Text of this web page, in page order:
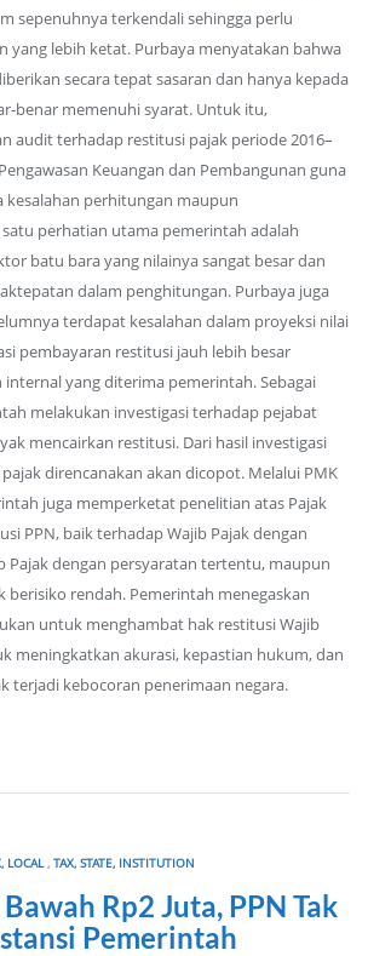
sepenuhnya terkendali sehingga perlu
yang lebih ketat. Purbaya menyatakan bahwa
secara tepat sasaran dan hanya kepada
benar memenuhi syarat. Untuk itu,
audit terhadap restitusi pajak periode 2016–
Keuangan dan Pembangunan guna
kesalahan perhitungan maupun
perhatian utama pemerintah adalah
batu bara yang nilainya sangat besar dan
dalam penghitungan. Purbaya juga
terdapat kesalahan dalam proyeksi nilai
pembayaran restitusi jauh lebih besar
yang diterima pemerintah. Sebagai
melakukan investigasi terhadap pejabat
mencairkan restitusi. Dari hasil investigasi
direncanakan akan dicopot. Melalui PMK
juga memperketat penelitian atas Pajak
PPN, baik terhadap Wajib Pajak dengan
Pajak dengan persyaratan tertentu, maupun
berisiko rendah. Pemerintah menegaskan
untuk menghambat hak restitusi Wajib
meningkatkan akurasi, kepastian hukum, dan
terjadi kebocoran penerimaan negara.
LOCAL,TAX, STATE, INSTITUTION
Rp2 Juta, PPN Tak
Pemerintah